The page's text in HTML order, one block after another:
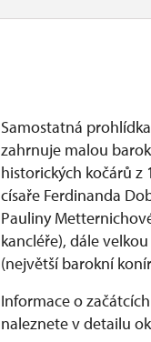
Samostatná
zahrnuje malou
historických kočárů z
císaře Ferdinanda
Pauliny
kancléře), dále
(největší barokní
Informace o
naleznete v detailu